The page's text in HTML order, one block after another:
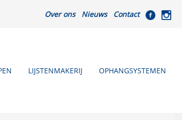
Over ons Nieuws Contact
LIJSTENMAKERIJ OPHANGSYSTEMEN